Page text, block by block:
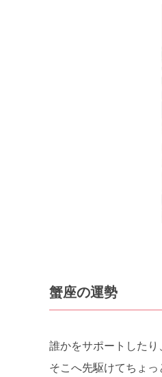
蟹座の運勢
誰かをサポートしたり
そこへ先駆けてちょ